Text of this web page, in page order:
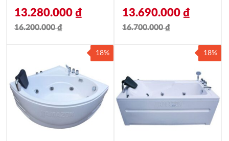
16.200.000₫
là:
16.200.000 ₫.
13.280.000 ₫
tại
là:
13.280.000 ₫.
16.700.000₫
là:
16.700.000 ₫.
13.690.000 ₫
tại
là:
13.690.000 ₫.
18% 18%